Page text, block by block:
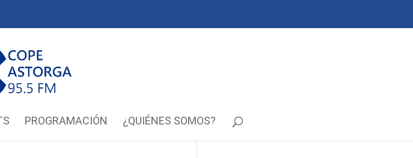
PROGRAMACIÓN ¿QUIÉNES SOMOS?